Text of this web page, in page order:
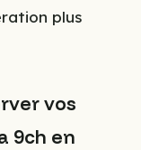
plus
vos
9ch en